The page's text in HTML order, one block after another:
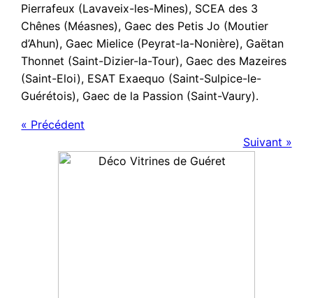
Pierrafeux (Lavaveix-les-Mines), SCEA des 3
Chênes (Méasnes), Gaec des Petis Jo (Moutier
d’Ahun), Gaec Mielice (Peyrat-la-Nonière), Gaëtan
Thonnet (Saint-Dizier-la-Tour), Gaec des Mazeires
(Saint-Eloi), ESAT Exaequo (Saint-Sulpice-le-
Guérétois), Gaec de la Passion (Saint-Vaury).
« Précédent
Suivant »